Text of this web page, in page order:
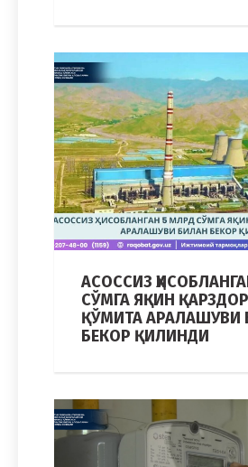
АСОССИЗ
СЎМГА ЯҚИН
ҚЎМИТА АРАЛАШУВИ
БЕКОР ҚИЛИНДИ